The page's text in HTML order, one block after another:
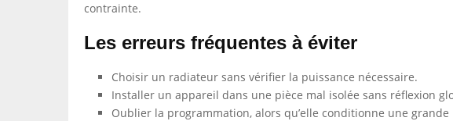
contrainte.
Les erreurs fréquentes à éviter
Choisir un radiateur sans vérifier la puissance nécessaire.
Installer un appareil dans une pièce mal isolée sans réflexion
Oublier la programmation, alors qu’elle conditionne une